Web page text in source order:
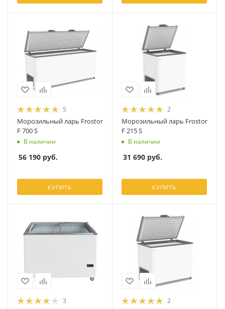
5
Морозильный ларь Frostor
F 700 S
В наличии
56 190 руб.
КУПИТЬ
2
Морозильный ларь Frostor
F 215 S
В наличии
31 690 руб.
КУПИТЬ
3 2